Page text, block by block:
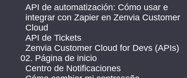
API de automatización: Cómo usar e
integrar con Zapier en Zenvia Customer
Cloud
API de Tickets
Zenvia Customer Cloud for Devs (APIs)
02. Página de inicio
Centro de Notificaciones